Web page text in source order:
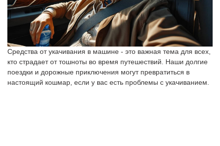
Средства от укачивания в машине - это важная тема для всех,
кто страдает от тошноты во время путешествий. Наши долгие
поездки и дорожные приключения могут превратиться в
настоящий кошмар, если у вас есть проблемы с укачиванием.